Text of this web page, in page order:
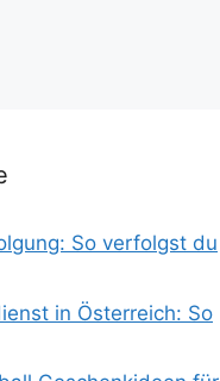
So verfolgst du
in Österreich: So